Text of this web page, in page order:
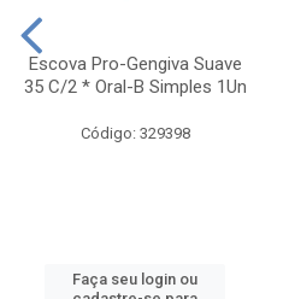
Escova Pro-Gengiva Suave
35 C/2 * Oral-B Simples 1Un
Código: 329398
Faça seu login ou